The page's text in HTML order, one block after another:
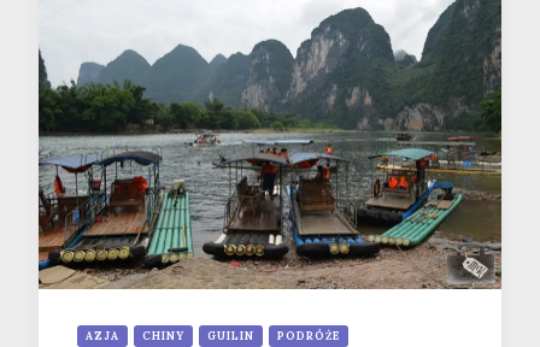
AZJA CHINY GUILIN PODRÓŻE